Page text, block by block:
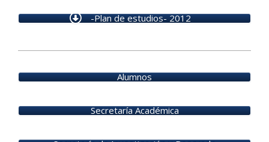
-Plan de estudios- 2012
12-
Alumnos
Secretaría Académica